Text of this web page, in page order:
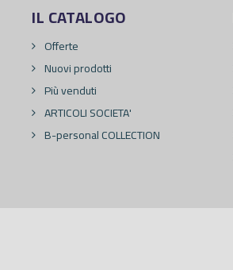
IL CATALOGO
Offerte
Nuovi prodotti
Più venduti
ARTICOLI SOCIETA'
B-personal COLLECTION